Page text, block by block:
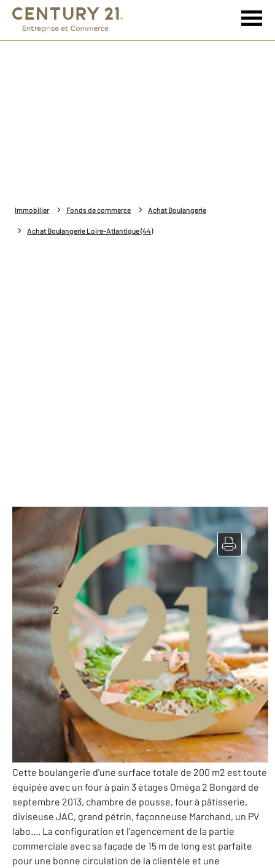
Immobilier Fonds de commerce Achat Boulangerie
Achat Boulangerie Loire-Atlantique (44)
BoulangerieSandwicherieVente
à
emporterChocolatierPâtisserie
à vendre
200 m2 Loire-Atlantique - 44
Ref: 37418108
240 000 €
PERF (Potentiel de l'Entreprise et Rentabilité Financière) :
80 699 €
BOULANGERIE-PATISSERIE idéalement située dans une
commune en plein développement en couronne Nantaises.
Cette boulangerie d'une surface totale de 200 m2 est toute
équipée avec un four à pain 3 étages Oméga 2 Bongard de
septembre 2013, chambre de pousse, four à pâtisserie,
diviseuse JAC, grand pétrin, façonneuse Marchand, un PV
labo.... La configuration et l'agencement de la partie
commerciale avec sa façade de 15 m de long est parfaite
pour une bonne circulation de la clientèle et une